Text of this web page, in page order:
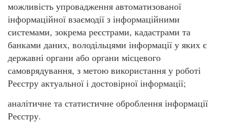
можливість упровадження автоматизованої
інформаційної взаємодії з інформаційними
системами, зокрема реєстрами, кадастрами та
банками даних, володільцями інформації у яких є
державні органи або органи місцевого
самоврядування, з метою використання у роботі
Реєстру актуальної і достовірної інформації;
аналітичне та статистичне оброблення інформації
Реєстру.